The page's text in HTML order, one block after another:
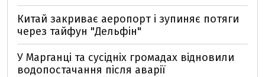
Китай закриває аеропорт і зупиняє потяги
через тайфун "Дельфін"
У Марганці та сусідніх громадах відновили
водопостачання після аварії